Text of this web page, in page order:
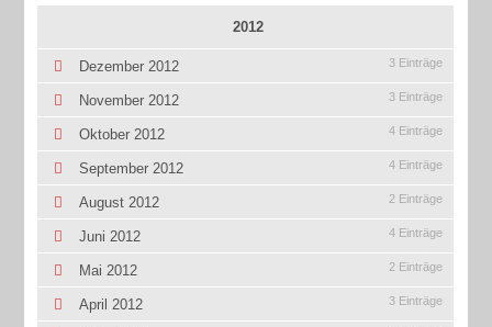
2012
Dezember 2012 3 Einträge
November 2012 3 Einträge
Oktober 2012 4 Einträge
September 2012 4 Einträge
August 2012 2 Einträge
Juni 2012 4 Einträge
Mai 2012 2 Einträge
April 2012 3 Einträge